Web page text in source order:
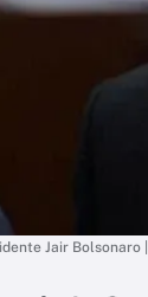
Jair Bolsonaro